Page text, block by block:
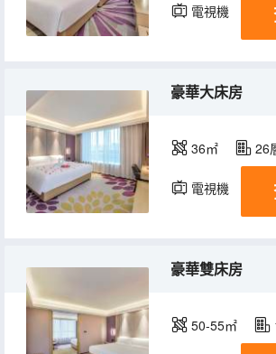
電視機
豪華大床房
36㎡ 26
電視機
豪華雙床房
50-55㎡